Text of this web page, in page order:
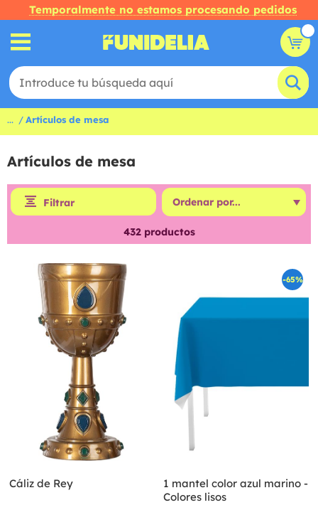
Temporalmente no estamos procesando pedidos
... Artículos de mesa
Artículos de mesa
Filtrar
432productos
Cáliz de Rey
-65%
1 mantel color azul marino -
Colores lisos